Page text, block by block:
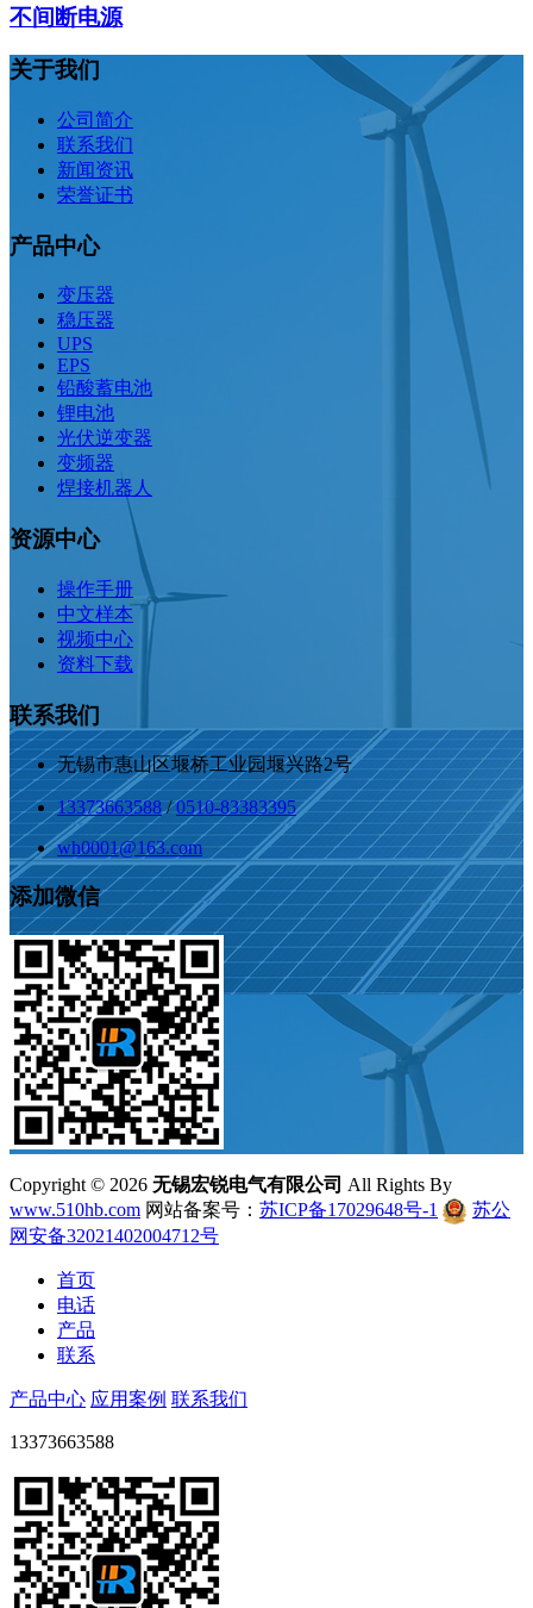
不间断电源
关于我们
公司简介
联系我们
新闻资讯
荣誉证书
产品中心
变压器
稳压器
UPS
EPS
铅酸蓄电池
锂电池
光伏逆变器
变频器
焊接机器人
资源中心
操作手册
中文样本
视频中心
资料下载
联系我们
无锡市惠山区堰桥工业园堰兴路2号
13373663588/0510-83383395
wh0001@163.com
添加微信
Copyright © 2026 无锡宏锐电气有限公司 All Rights By
www.510hb.com 网站备案号： 苏ICP备17029648号-1
苏公
网安备32021402004712号
首页
电话
产品
联系
产品中心 应用案例 联系我们
13373663588